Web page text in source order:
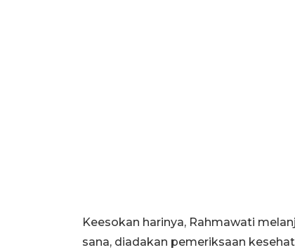
Keesokan harinya, Rahmawati
sana, diadakan pemeriksaan